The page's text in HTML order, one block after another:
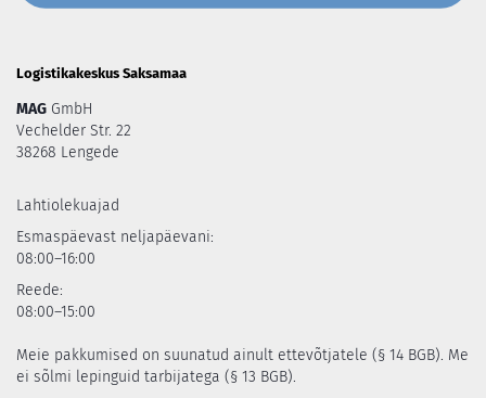
Logistikakeskus Saksamaa
MAG GmbH
Vechelder Str. 22
38268 Lengede
Lahtiolekuajad
Esmaspäevast neljapäevani:
08:00–16:00
Reede:
08:00–15:00
Meie pakkumised on suunatud ainult ettevõtjatele (§ 14 BGB). Me
ei sõlmi lepinguid tarbijatega (§ 13 BGB).